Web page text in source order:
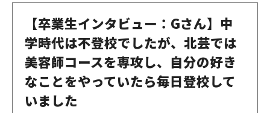
【卒業生インタビュー：Gさん】中
学時代は不登校でしたが、北芸では
美容師コースを専攻し、自分の好き
なことをやっていたら毎日登校して
いました